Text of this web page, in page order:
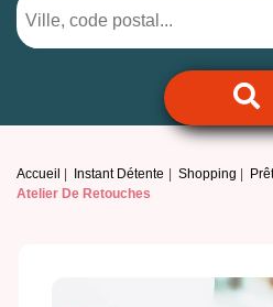
Accueil Instant Détente Shopping
Atelier De Retouches